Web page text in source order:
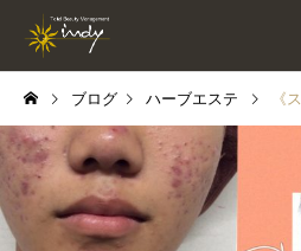
ブログ ハーブエステ 《スポン